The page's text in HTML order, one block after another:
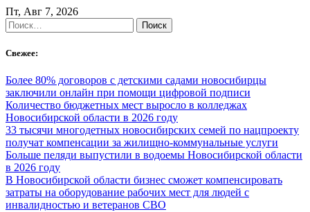
Skip
to
content
Пт, Авг 7, 2026
Найти:
Свежее:
Более 80% договоров с детскими садами новосибирцы
заключили онлайн при помощи цифровой подписи
Количество бюджетных мест выросло в колледжах
Новосибирской области в 2026 году
33 тысячи многодетных новосибирских семей по нацпроекту
получат компенсации за жилищно-коммунальные услуги
Больше пеляди выпустили в водоемы Новосибирской области
в 2026 году
В Новосибирской области бизнес сможет компенсировать
затраты на оборудование рабочих мест для людей с
инвалидностью и ветеранов СВО